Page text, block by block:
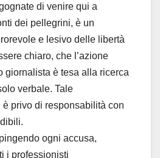
di venire qui a
dei pellegrini, è un
e lesivo delle libertà
chiaro, che l’azione
giornalista è tesa alla ricerca
verbale. Tale
privo di responsabilità con
ogni accusa,
i professionisti